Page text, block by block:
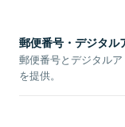
郵便番号・デジタル
郵便番号とデジタル
を提供。